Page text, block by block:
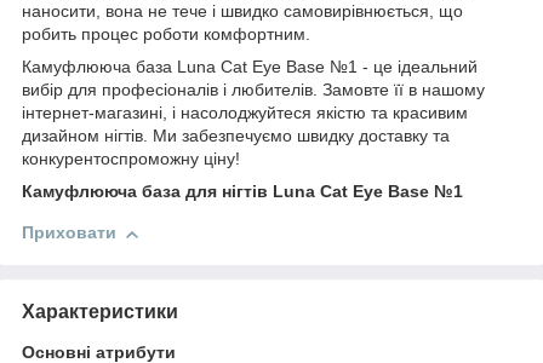
наносити, вона не тече і швидко самовирівнюється, що
робить процес роботи комфортним.
Камуфлююча база Luna Cat Eye Base №1 - це ідеальний
вибір для професіоналів і любителів. Замовте її в нашому
інтернет-магазині, і насолоджуйтеся якістю та красивим
дизайном нігтів. Ми забезпечуємо швидку доставку та
конкурентоспроможну ціну!
Камуфлююча база для нігтів Luna Cat Eye Base №1
Приховати
Характеристики
Основні атрибути